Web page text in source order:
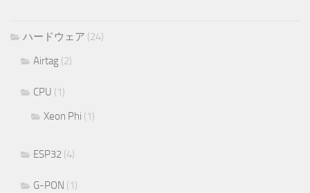
ハードウェア (24)
Airtag (2)
CPU (1)
Xeon Phi (1)
ESP32 (4)
G-PON (1)